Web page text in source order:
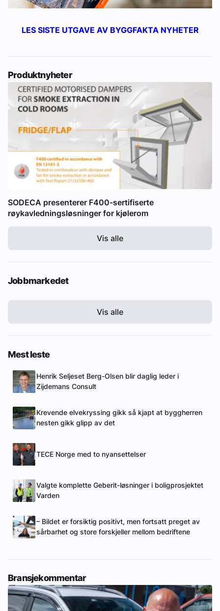
LES SISTE UTGAVE AV BYGGFAKTA NYHETER
Produktnyheter
SODECA presenterer F400-sertifiserte
røykavledningsløsninger for kjølerom
Vis alle
Jobbmarkedet
Vis alle
Mest leste
Henrik Seljeset Berg-Olsen blir daglig leder i
Zijdemans Consult
Krevende elvekryssing gikk så kjapt at byggherren
nesten gikk glipp av det
TECE Norge med to nyansettelser
Valgte komplette Geberit-løsninger i boligprosjektet
Varden
– Bildet er forsiktig positivt, men fortsatt preget av
sårbarhet og store forskjeller mellom bedriftene
Bransjekommentar